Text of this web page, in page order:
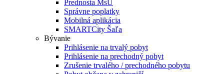
Prednosta MsÚ
Správne poplatky
Mobilná aplikácia
SMARTCity Šaľa
Bývanie
Prihlásenie na trvalý pobyt
Prihlásenie na prechodný pobyt
Zrušenie trvalého / prechodného pobytu